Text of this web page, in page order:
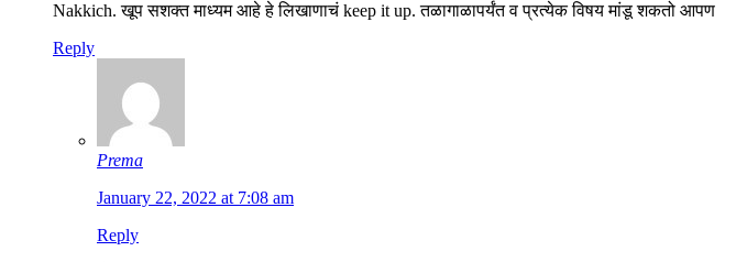
Nakkich. खूप सशक्त माध्यम आहे हे लिखाणाचं keep it up. तळागाळापर्यंत व प्रत्येक विषय मांडू शकतो आपण
Reply
Prema
January 22, 2022 at 7:08 am
Reply